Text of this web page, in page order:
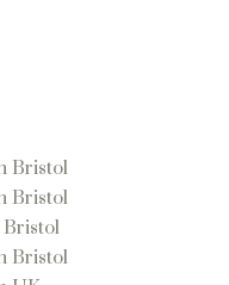
Bristol
Bristol
Bristol